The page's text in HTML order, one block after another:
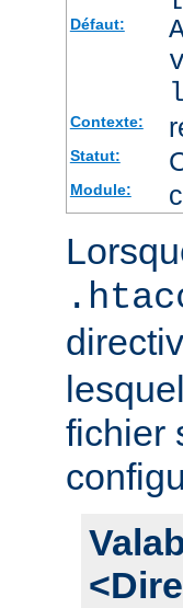
Défaut:
Contexte:
Statut:
Module:
fichier